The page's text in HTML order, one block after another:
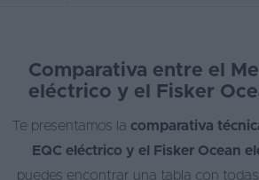
Coches
nuevos
Renting
Suscripción
Comparativa entre el
eléctrico y el Fisker
Te presentamos la comparativa
EQC eléctrico y el Fisker Ocean
puedes encontrar una tabla con